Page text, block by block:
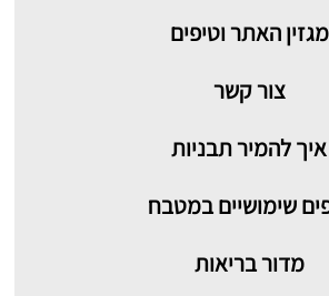
מגזין האתר וטיפים
צור קשר
איך להמיר תבניות
שימושיים במטבח
מדור בריאות